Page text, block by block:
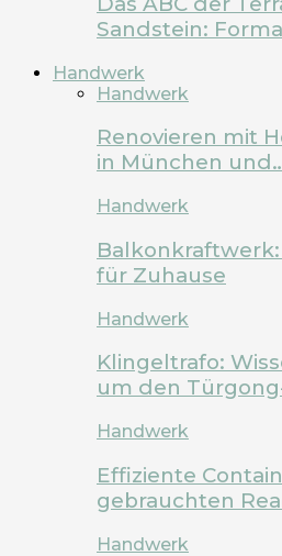
Sandstein:
Handwerk
Handwerk
Renovieren mit
in München
Handwerk
für Zuhause
Handwerk
Klingeltrafo:
um den
Handwerk
Effiziente
gebrauchten
Handwerk